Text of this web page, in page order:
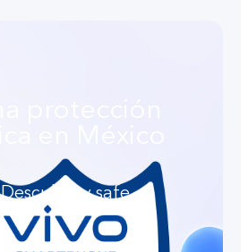
Descubre v.safe